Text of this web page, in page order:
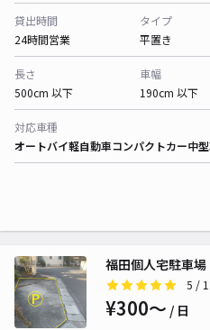
貸出時間
24時間営業
タイプ
平置き
長さ
500cm 以下
車幅
190cm 以下
対応車種
オートバイ軽自動車コンパクトカー中
福田個人宅駐車場
5 /
¥300〜 / 日